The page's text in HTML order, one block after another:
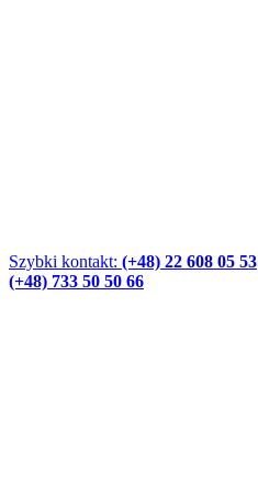
Szybki kontakt: (+48) 22 608 05 53
(+48) 733 50 50 66